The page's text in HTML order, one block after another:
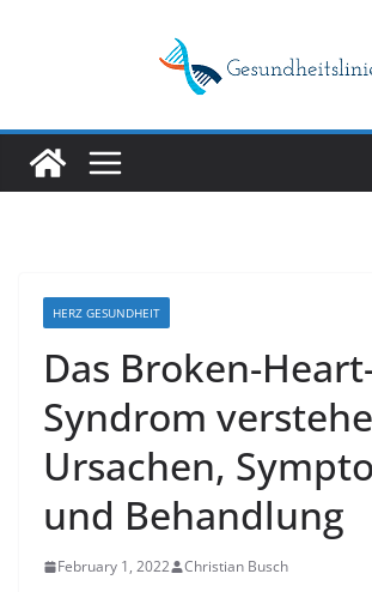
HERZ GESUNDHEIT
Das Broken-
Syndrom
Ursachen,
und Behandlung
February 1, 2022 Christian Busch